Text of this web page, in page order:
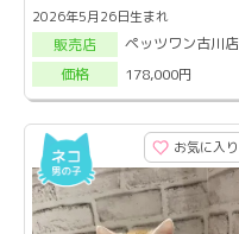
2026年5月26日生まれ
販売店
ペッツワン古川店
価格
178,000円
お気に入り